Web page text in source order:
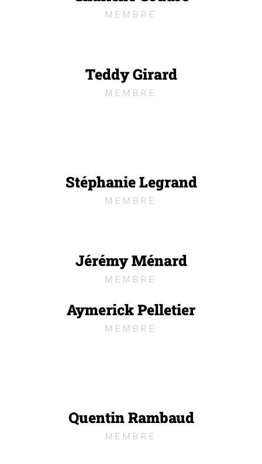
MEMBRE
Teddy Girard
MEMBRE
Stéphanie Legrand
MEMBRE
Jérémy Ménard
MEMBRE
Aymerick Pelletier
MEMBRE
Quentin Rambaud
MEMBRE